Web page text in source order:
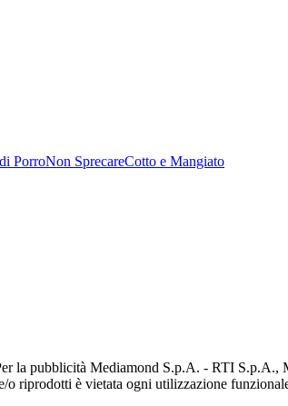
PorroNon SprecareCotto e Mangiato
pubblicità Mediamond S.p.A. - RTI S.p.A.,
o riprodotti è vietata ogni utilizzazione